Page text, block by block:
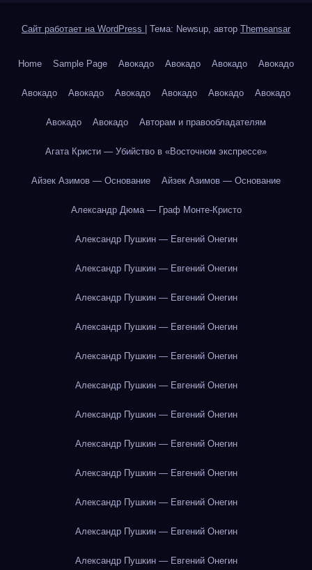
Сайт работает на WordPress Тема: Newsup, автор Themeansar
Home Sample Page Авокадо Авокадо Авокадо Авокадо
Авокадо Авокадо Авокадо Авокадо Авокадо Авокадо
Авокадо Авокадо Авторам и правообладателям
Агата Кристи — Убийство в «Восточном экспрессе»
Айзек Азимов — Основание Айзек Азимов — Основание
Александр Дюма — Граф Монте-Кристо
Александр Пушкин — Евгений Онегин
Александр Пушкин — Евгений Онегин
Александр Пушкин — Евгений Онегин
Александр Пушкин — Евгений Онегин
Александр Пушкин — Евгений Онегин
Александр Пушкин — Евгений Онегин
Александр Пушкин — Евгений Онегин
Александр Пушкин — Евгений Онегин
Александр Пушкин — Евгений Онегин
Александр Пушкин — Евгений Онегин
Александр Пушкин — Евгений Онегин
Александр Пушкин — Евгений Онегин